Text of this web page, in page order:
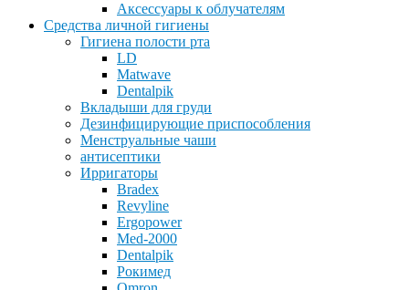
Аксессуары к облучателям
Средства личной гигиены
Гигиена полости рта
LD
Matwave
Dentalpik
Вкладыши для груди
Дезинфицирующие приспособления
Менструальные чаши
антисептики
Ирригаторы
Bradex
Revyline
Ergopower
Med-2000
Dentalpik
Рокимед